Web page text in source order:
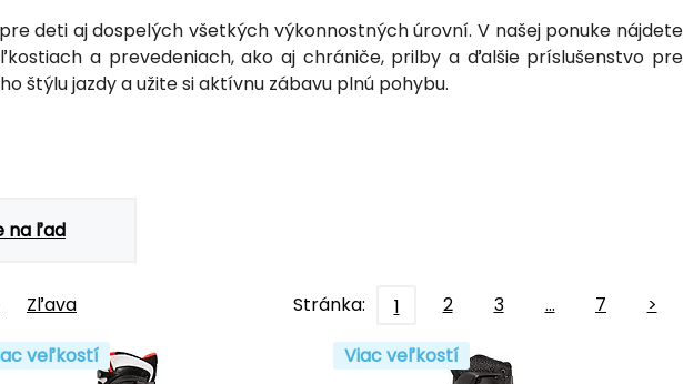
deti aj dospelých všetkých výkonnostných úrovní. V našej ponuke nájdete
a prevedeniach, ako aj chrániče, prilby a ďalšie príslušenstvo pre
štýlu jazdy a užite si aktívnu zábavu plnú pohybu.
na ľad
Zľava Stránka: 1 2 3 … 7
>
veľkostí Viac veľkostí